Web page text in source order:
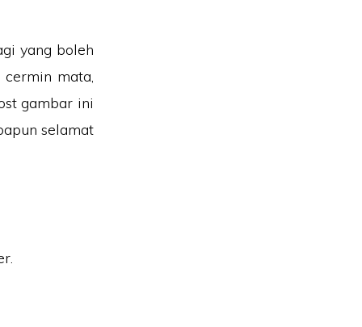
yang boleh
mata,
gambar ini
selamat